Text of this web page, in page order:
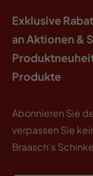
Exklusive
an Aktionen &
Produkte
Abonnieren Sie
verpassen Sie
Braasch's